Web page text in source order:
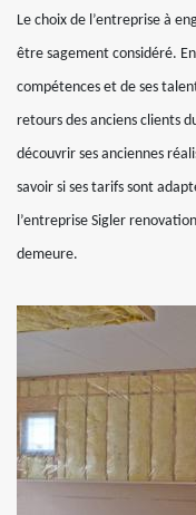
Le choix de l’entreprise à
être sagement considéré.
compétences et de ses
retours des anciens clients
découvrir ses anciennes
savoir si ses tarifs sont
l’entreprise Sigler
demeure.